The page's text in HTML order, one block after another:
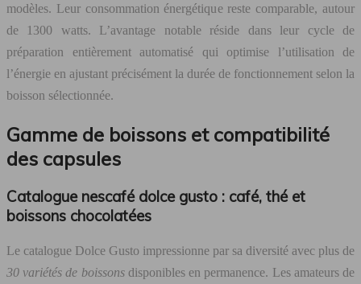
modèles. Leur consommation énergétique reste comparable, autour
de 1300 watts. L’avantage notable réside dans leur cycle de
préparation entièrement automatisé qui optimise l’utilisation de
l’énergie en ajustant précisément la durée de fonctionnement selon la
boisson sélectionnée.
Gamme de boissons et compatibilité
des capsules
Catalogue nescafé dolce gusto : café, thé et
boissons chocolatées
Le catalogue Dolce Gusto impressionne par sa diversité avec plus de
30 variétés de boissons disponibles en permanence. Les amateurs de